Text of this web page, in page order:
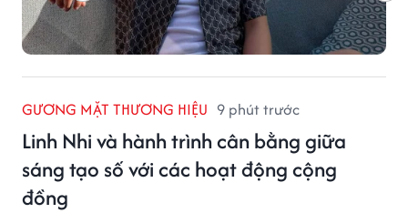
GƯƠNG MẶT THƯƠNG HIỆU 9 phút trước
Linh Nhi và hành trình cân bằng giữa
sáng tạo số với các hoạt động cộng
đồng